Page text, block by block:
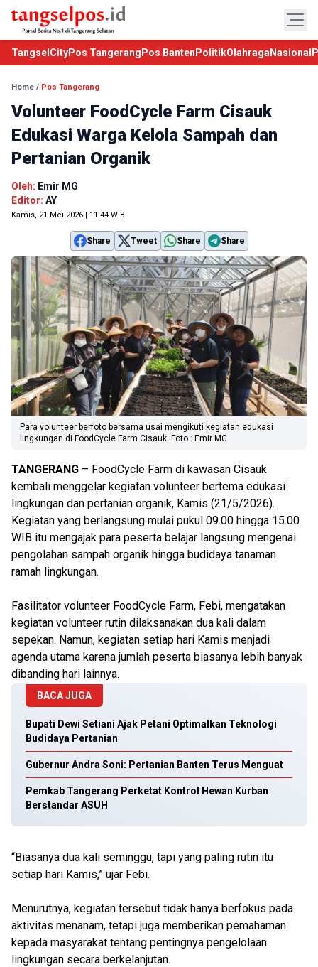
TangselCityPos Tangerang Pos Banten PolitikOlahraga Nasional
Home / Pos Tangerang
Volunteer FoodCycle Farm Cisauk
Edukasi Warga Kelola Sampah dan
Pertanian Organik
Oleh: Emir MG
Editor: AY
Kamis, 21 Mei 2026 | 11:44 WIB
Share Tweet Share Share
Para volunteer berfoto bersama usai mengikuti kegiatan edukasi
lingkungan di FoodCycle Farm Cisauk. Foto : Emir MG
TANGERANG – FoodCycle Farm di kawasan Cisauk
kembali menggelar kegiatan volunteer bertema edukasi
lingkungan dan pertanian organik, Kamis (21/5/2026).
Kegiatan yang berlangsung mulai pukul 09.00 hingga 15.00
WIB itu mengajak para peserta belajar langsung mengenai
pengolahan sampah organik hingga budidaya tanaman
ramah lingkungan.
Fasilitator volunteer FoodCycle Farm, Febi, mengatakan
kegiatan volunteer rutin dilaksanakan dua kali dalam
sepekan. Namun, kegiatan setiap hari Kamis menjadi
agenda utama karena jumlah peserta biasanya lebih banyak
dibanding hari lainnya.
BACA JUGA
Bupati Dewi Setiani Ajak Petani Optimalkan Teknologi
Budidaya Pertanian
Gubernur Andra Soni: Pertanian Banten Terus Menguat
Pemkab Tangerang Perketat Kontrol Hewan Kurban
Berstandar ASUH
“Biasanya dua kali seminggu, tapi yang paling rutin itu
setiap hari Kamis,” ujar Febi.
Menurutnya, kegiatan tersebut tidak hanya berfokus pada
aktivitas menanam, tetapi juga memberikan pemahaman
kepada masyarakat tentang pentingnya pengelolaan
lingkungan secara berkelanjutan.